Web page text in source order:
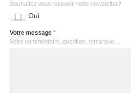
Souhaitez vous recevoir notre newsletter?
Oui
Votre message *
Votre commentaire, question, remarque, ...